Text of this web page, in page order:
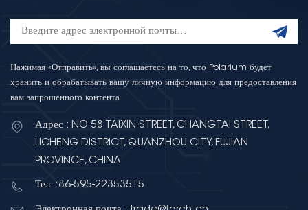
Нажимая «Отправить», вы соглашаетесь на то, что Polarium будет
хранить и обрабатывать вашу личную информацию для предоставления
вам запрошенного контента.
Адрес : NO.58 TAIXIN STREET, CHANGTAI STREET,
LICHENG DISTRICT, QUANZHOU CITY, FUJIAN
PROVINCE, CHINA
Тел. :86-595-22353515